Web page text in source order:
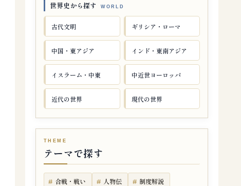
世界史から探す
古代文明 ギリシア・ローマ
中国・東アジア インド・東南アジア
イスラーム・中東 中近世ヨーロッパ
近代の世界 現代の世界
テーマで探す
合戦・戦い 人物伝
制度解説